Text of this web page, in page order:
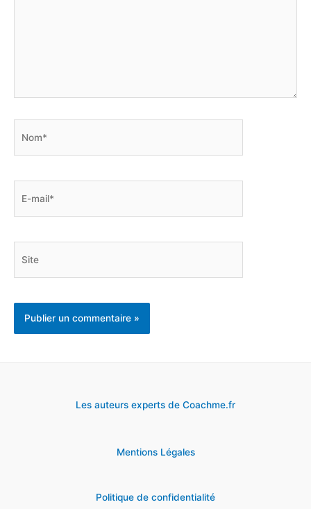
Les auteurs experts de Coachme.fr
Mentions Légales
Politique de confidentialité